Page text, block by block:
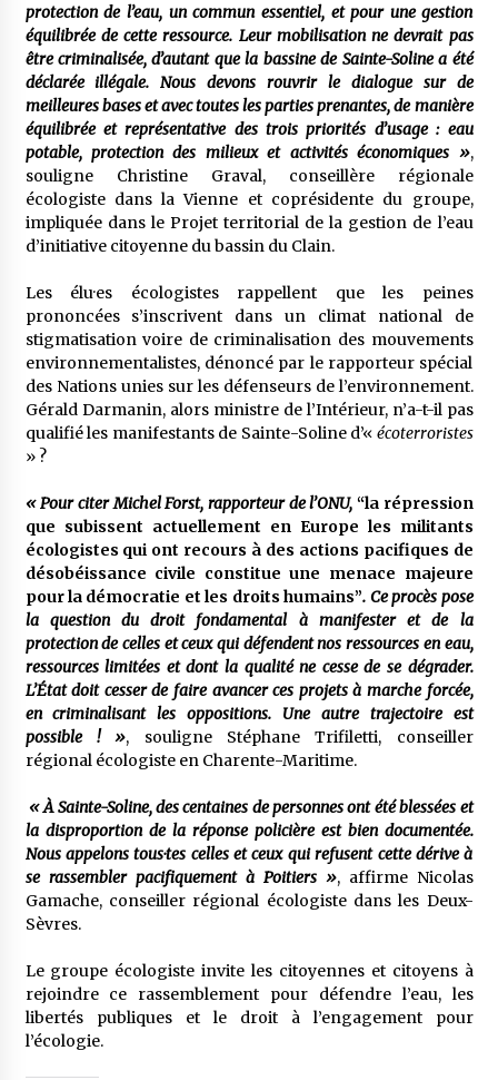
protection de l’eau, un commun essentiel, et pour une gestion
équilibrée de cette ressource. Leur mobilisation ne devrait pas
être criminalisée, d’autant que la bassine de Sainte-Soline a été
déclarée illégale. Nous devons rouvrir le dialogue sur de
meilleures bases et avec toutes les parties prenantes, de manière
équilibrée et représentative des trois priorités d’usage : eau
potable, protection des milieux et activités économiques »,
souligne Christine Graval, conseillère régionale
écologiste dans la Vienne et coprésidente du groupe,
impliquée dans le Projet territorial de la gestion de l’eau
d’initiative citoyenne du bassin du Clain.
Les élu·es écologistes rappellent que les peines
prononcées s’inscrivent dans un climat national de
stigmatisation voire de criminalisation des mouvements
environnementalistes, dénoncé par le rapporteur spécial
des Nations unies sur les défenseurs de l’environnement.
Gérald Darmanin, alors ministre de l’Intérieur, n’a-t-il pas
qualifié les manifestants de Sainte-Soline d’« écoterroristes
» ?
« Pour citer Michel Forst, rapporteur de l’ONU, “la répression
que subissent actuellement en Europe les militants
écologistes qui ont recours à des actions pacifiques de
désobéissance civile constitue une menace majeure
pour la démocratie et les droits humains”. Ce procès pose
la question du droit fondamental à manifester et de la
protection de celles et ceux qui défendent nos ressources en eau,
ressources limitées et dont la qualité ne cesse de se dégrader.
L’État doit cesser de faire avancer ces projets à marche forcée,
en criminalisant les oppositions. Une autre trajectoire est
possible ! », souligne Stéphane Trifiletti, conseiller
régional écologiste en Charente-Maritime.
« À Sainte-Soline, des centaines de personnes ont été blessées et
la disproportion de la réponse policière est bien documentée.
Nous appelons tous·tes celles et ceux qui refusent cette dérive à
se rassembler pacifiquement à Poitiers », affirme Nicolas
Gamache, conseiller régional écologiste dans les Deux-
Sèvres.
Le groupe écologiste invite les citoyennes et citoyens à
rejoindre ce rassemblement pour défendre l’eau, les
libertés publiques et le droit à l’engagement pour
l’écologie.